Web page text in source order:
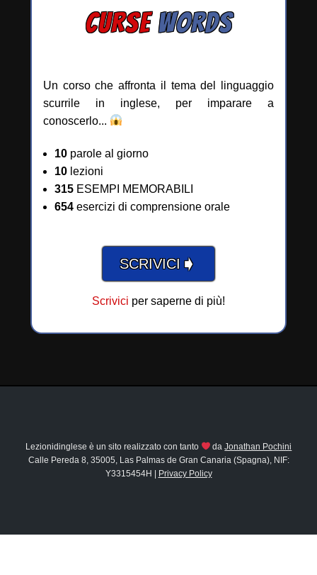
CURSE WORDS
Un corso che affronta il tema del linguaggio
scurrile in inglese, per imparare a
conoscerlo...
10 parole al giorno
10 lezioni
315 ESEMPI MEMORABILI
654 esercizi di comprensione orale
SCRIVICI ➧
Scrivici per saperne di più!
Lezionidinglese è un sito realizzato con tanto daJonathan Pochini
Calle Pereda 8, 35005, Las Palmas de Gran Canaria (Spagna), NIF:
Y3315454H | Privacy Policy